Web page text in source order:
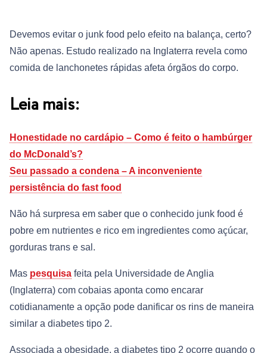
Devemos evitar o junk food pelo efeito na balança, certo?
Não apenas. Estudo realizado na Inglaterra revela como
comida de lanchonetes rápidas afeta órgãos do corpo.
Leia mais:
Honestidade no cardápio – Como é feito o hambúrger
do McDonald’s?
Seu passado a condena – A inconveniente
persistência do fast food
Não há surpresa em saber que o conhecido junk food é
pobre em nutrientes e rico em ingredientes como açúcar,
gorduras trans e sal.
Mas pesquisa feita pela Universidade de Anglia
(Inglaterra) com cobaias aponta como encarar
cotidianamente a opção pode danificar os rins de maneira
similar a diabetes tipo 2.
Associada a obesidade, a diabetes tipo 2 ocorre quando o